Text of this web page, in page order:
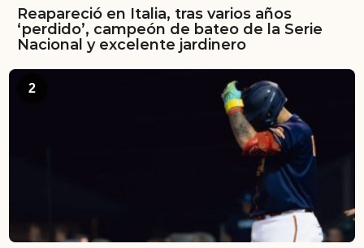
Reapareció en Italia, tras varios años
‘perdido’, campeón de bateo de la Serie
Nacional y excelente jardinero
2